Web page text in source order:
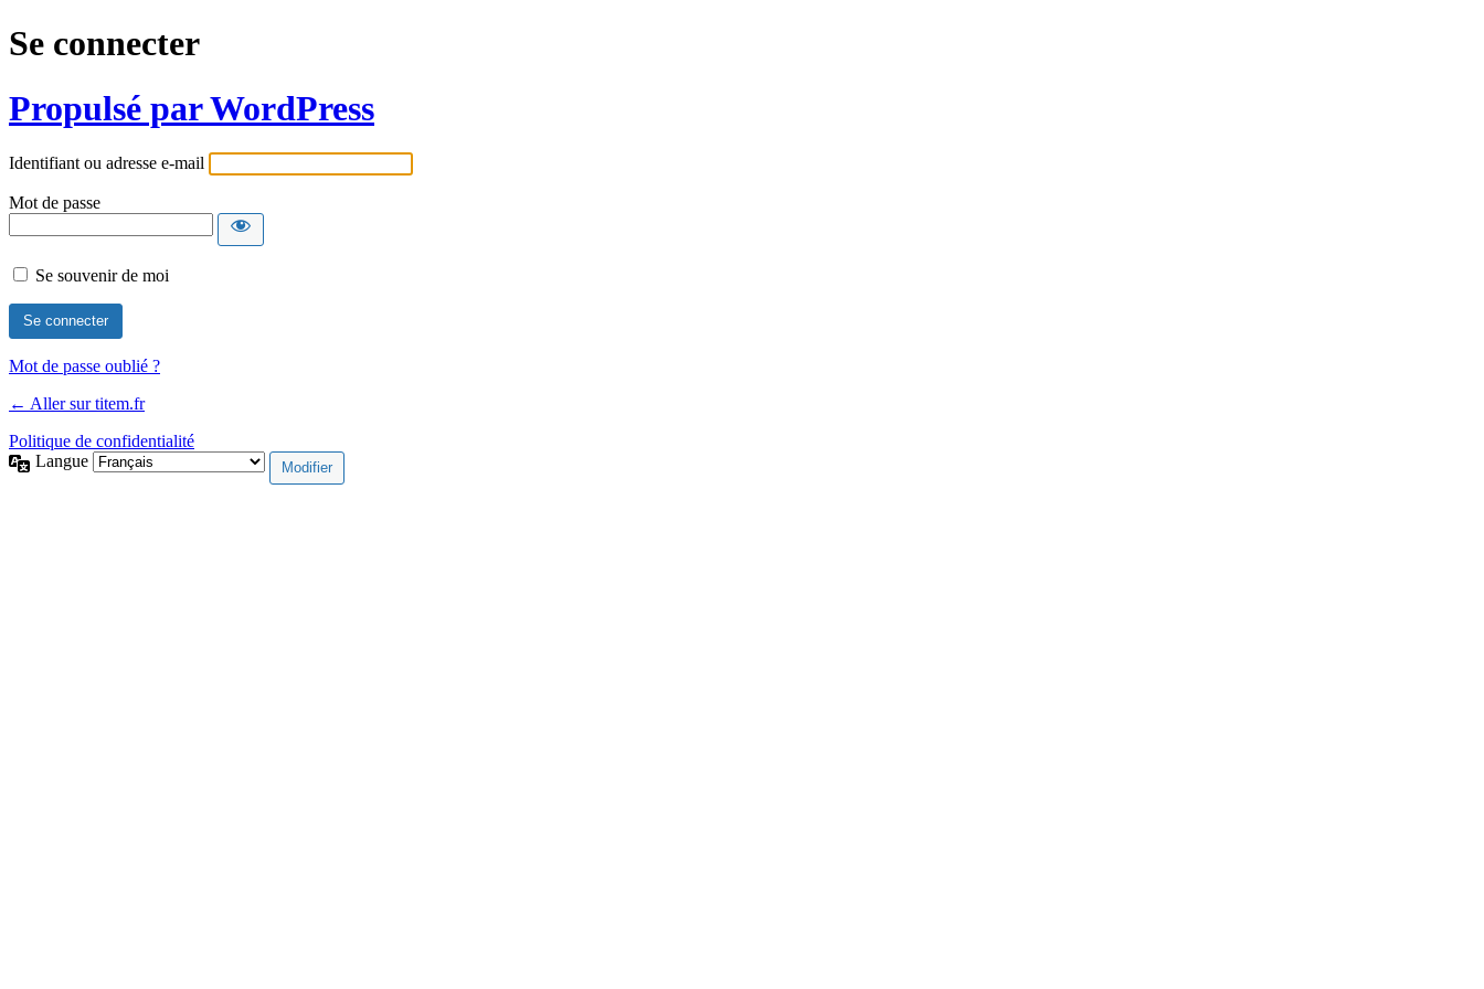
Se connecter
Propulsé par WordPress
Identifiant ou adresse e-mail
Mot de passe
Se souvenir de moi
Mot de passe oublié ?
← Aller sur titem.fr
Politique de confidentialité
Langue